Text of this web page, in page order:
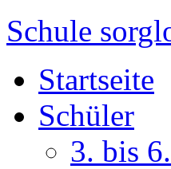
Schule
Startseite
Schüler
3. bis